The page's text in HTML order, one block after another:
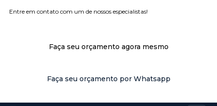
Entre em contato com um de nossos especialistas!
Faça seu orçamento agora mesmo
Faça seu orçamento por Whatsapp